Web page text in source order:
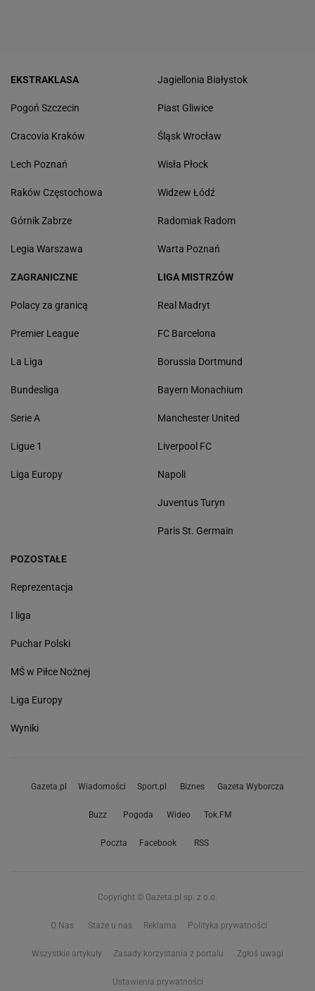
EKSTRAKLASA
Pogoń Szczecin
Cracovia Kraków
Lech Poznań
Raków Częstochowa
Górnik Zabrze
Legia Warszawa
Jagiellonia Białystok
Piast Gliwice
Śląsk Wrocław
Wisła Płock
Widzew Łódź
Radomiak Radom
Warta Poznań
ZAGRANICZNE
Polacy za granicą
Premier League
La Liga
Bundesliga
Serie A
Ligue 1
Liga Europy
LIGA MISTRZÓW
Real Madryt
FC Barcelona
Borussia Dortmund
Bayern Monachium
Manchester United
Liverpool FC
Napoli
Juventus Turyn
Paris St. Germain
POZOSTAŁE
Reprezentacja
I liga
Puchar Polski
MŚ w Piłce Nożnej
Liga Europy
Wyniki
Gazeta.pl Wiadomości Sport.pl Biznes Gazeta Wyborcza
Buzz Pogoda Wideo Tok.FM
Poczta Facebook RSS
Copyright © Gazeta.pl sp. z o.o.
O Nas Staże u nas Reklama Polityka prywatności
Wszystkie artykuły Zasady korzystania z portalu Zgłoś uwagi
Ustawienia prywatności